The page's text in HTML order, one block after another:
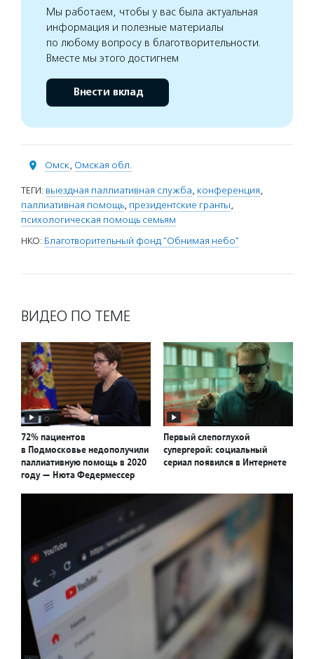
Мы работаем, чтобы у вас была актуальная
информация и полезные материалы
по любому вопросу в благотворительности.
Вместе мы этого достигнем
Внести вклад
Омск, Омская обл.
ТЕГИ: выездная паллиативная служба, конференция,
паллиативная помощь, президентские гранты,
психологическая помощь семьям
НКО: Благотворительный фонд "Обнимая небо"
ВИДЕО ПО ТЕМЕ
72% пациентов
в Подмосковье недополучили
паллиативную помощь в 2020
году — Нюта Федермессер
Первый слепоглухой
супергерой: социальный
сериал появился в Интернете